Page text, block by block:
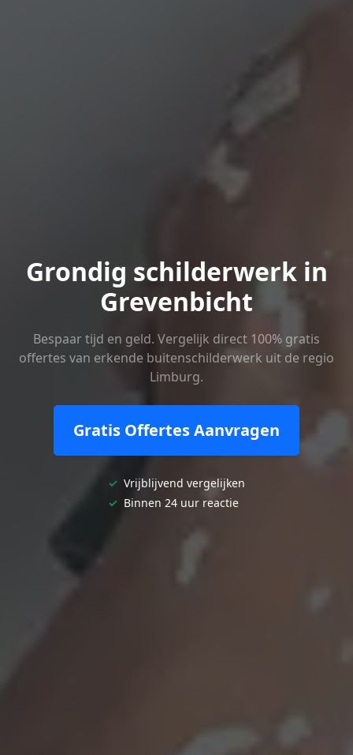
Grondig schilderwerk in
Grevenbicht
Bespaar tijd en geld. Vergelijk direct 100% gratis
offertes van erkende buitenschilderwerk uit de regio
Limburg.
Gratis Offertes Aanvragen
✓ Vrijblijvend vergelijken
✓ Binnen 24 uur reactie